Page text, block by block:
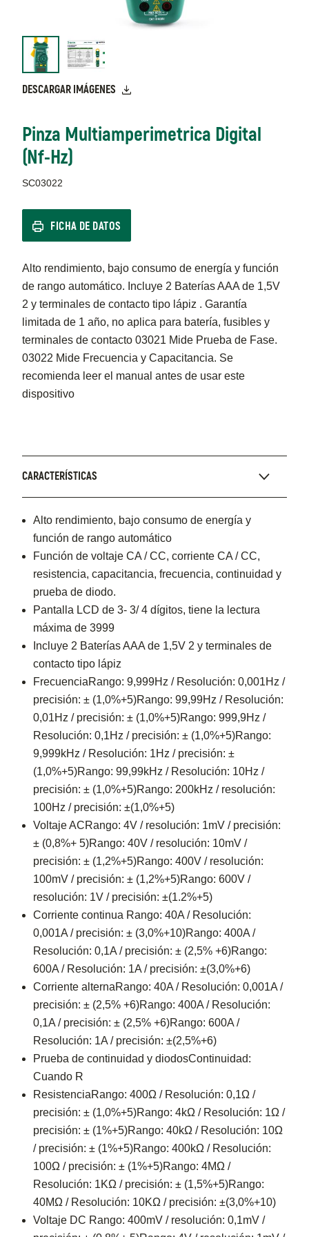
DESCARGAR IMÁGENES
Pinza Multiamperimetrica Digital
(Nf-Hz)
SC03022
FICHA DE DATOS
Alto rendimiento, bajo consumo de energía y función
de rango automático. Incluye 2 Baterías AAA de 1,5V
2 y terminales de contacto tipo lápiz . Garantía
limitada de 1 año, no aplica para batería, fusibles y
terminales de contacto 03021 Mide Prueba de Fase.
03022 Mide Frecuencia y Capacitancia. Se
recomienda leer el manual antes de usar este
dispositivo
CARACTERÍSTICAS
Alto rendimiento, bajo consumo de energía y
función de rango automático
Función de voltaje CA / CC, corriente CA / CC,
resistencia, capacitancia, frecuencia, continuidad y
prueba de diodo.
Pantalla LCD de 3- 3/ 4 dígitos, tiene la lectura
máxima de 3999
Incluye 2 Baterías AAA de 1,5V 2 y terminales de
contacto tipo lápiz
FrecuenciaRango: 9,999Hz / Resolución: 0,001Hz /
precisión: ± (1,0%+5)Rango: 99,99Hz / Resolución:
0,01Hz / precisión: ± (1,0%+5)Rango: 999,9Hz /
Resolución: 0,1Hz / precisión: ± (1,0%+5)Rango:
9,999kHz / Resolución: 1Hz / precisión: ±
(1,0%+5)Rango: 99,99kHz / Resolución: 10Hz /
precisión: ± (1,0%+5)Rango: 200kHz / resolución:
100Hz / precisión: ±(1,0%+5)
Voltaje ACRango: 4V / resolución: 1mV / precisión:
± (0,8%+ 5)Rango: 40V / resolución: 10mV /
precisión: ± (1,2%+5)Rango: 400V / resolución:
100mV / precisión: ± (1,2%+5)Rango: 600V /
resolución: 1V / precisión: ±(1.2%+5)
Corriente continua Rango: 40A / Resolución:
0,001A / precisión: ± (3,0%+10)Rango: 400A /
Resolución: 0,1A / precisión: ± (2,5% +6)Rango:
600A / Resolución: 1A / precisión: ±(3,0%+6)
Corriente alternaRango: 40A / Resolución: 0,001A /
precisión: ± (2,5% +6)Rango: 400A / Resolución:
0,1A / precisión: ± (2,5% +6)Rango: 600A /
Resolución: 1A / precisión: ±(2,5%+6)
Prueba de continuidad y diodosContinuidad:
Cuando R
ResistenciaRango: 400Ω / Resolución: 0,1Ω /
precisión: ± (1,0%+5)Rango: 4kΩ / Resolución: 1Ω /
precisión: ± (1%+5)Rango: 40kΩ / Resolución: 10Ω
/ precisión: ± (1%+5)Rango: 400kΩ / Resolución:
100Ω / precisión: ± (1%+5)Rango: 4MΩ /
Resolución: 1KΩ / precisión: ± (1,5%+5)Rango:
40MΩ / Resolución: 10KΩ / precisión: ±(3,0%+10)
Voltaje DC Rango: 400mV / resolución: 0,1mV /